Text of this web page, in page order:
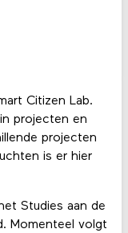
Citizen Lab.
projecten en
projecten
is er hier
Studies aan de
Momenteel volgt